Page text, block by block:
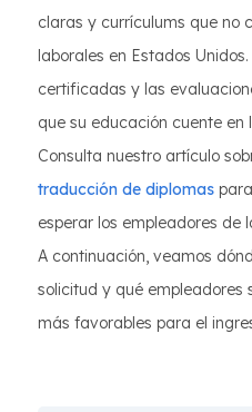
claras y currículums que no
laborales en Estados
certificadas y las
que su educación cuente en
Consulta nuestro artículo
traducción de diplomas
esperar los empleadores de
A continuación, veamos
solicitud y qué empleadores
más favorables para el